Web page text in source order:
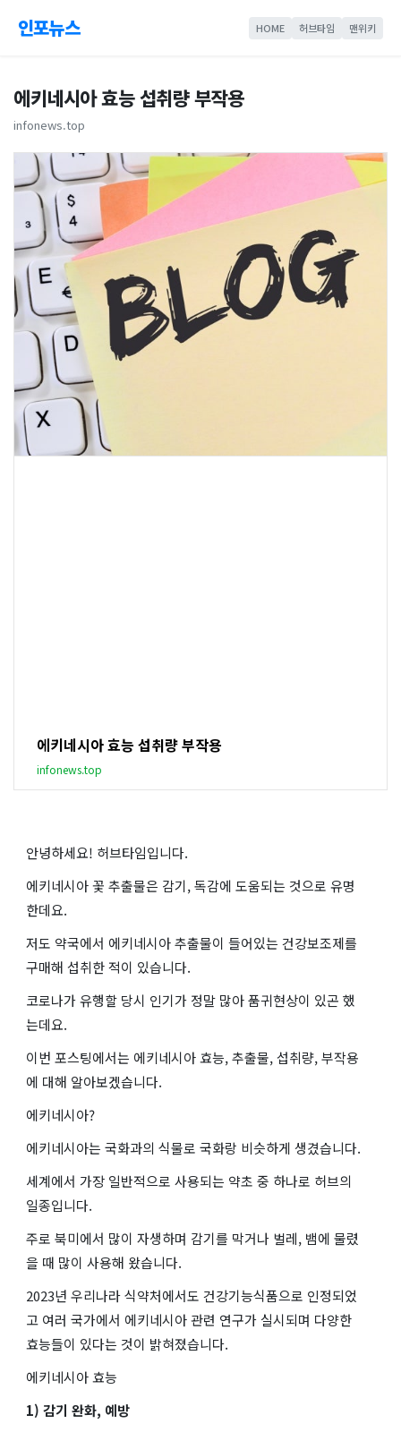
인포뉴스 HOME 허브타임 맨위키
에키네시아 효능 섭취량 부작용
infonews.top
에키네시아 효능 섭취량 부작용
infonews.top
안녕하세요! 허브타임입니다.
에키네시아 꽃 추출물은 감기, 독감에 도움되는 것으로 유명
한데요.
저도 약국에서 에키네시아 추출물이 들어있는 건강보조제를
구매해 섭취한 적이 있습니다.
코로나가 유행할 당시 인기가 정말 많아 품귀현상이 있곤 했
는데요.
이번 포스팅에서는 에키네시아 효능, 추출물, 섭취량, 부작용
에 대해 알아보겠습니다.
에키네시아?
에키네시아는 국화과의 식물로 국화랑 비슷하게 생겼습니다.
세계에서 가장 일반적으로 사용되는 약초 중 하나로 허브의
일종입니다.
주로 북미에서 많이 자생하며 감기를 막거나 벌레, 뱀에 물렸
을 때 많이 사용해 왔습니다.
2023년 우리나라 식약처에서도 건강기능식품으로 인정되었
고 여러 국가에서 에키네시아 관련 연구가 실시되며 다양한
효능들이 있다는 것이 밝혀졌습니다.
에키네시아 효능
1) 감기 완화, 예방